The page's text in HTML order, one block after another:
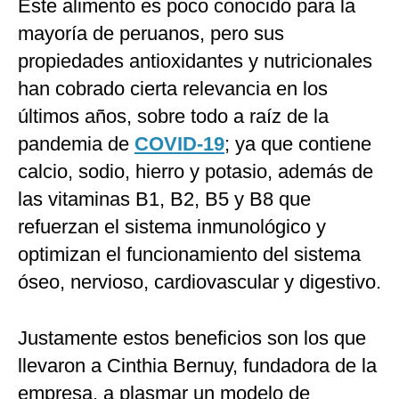
Este alimento es poco conocido para la
mayoría de peruanos, pero sus
propiedades antioxidantes y nutricionales
han cobrado cierta relevancia en los
últimos años, sobre todo a raíz de la
pandemia de COVID-19; ya que contiene
calcio, sodio, hierro y potasio, además de
las vitaminas B1, B2, B5 y B8 que
refuerzan el sistema inmunológico y
optimizan el funcionamiento del sistema
óseo, nervioso, cardiovascular y digestivo.
Justamente estos beneficios son los que
llevaron a Cinthia Bernuy, fundadora de la
empresa, a plasmar un modelo de